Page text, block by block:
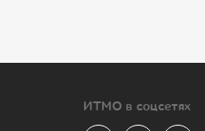
ИТМО в соцсетях